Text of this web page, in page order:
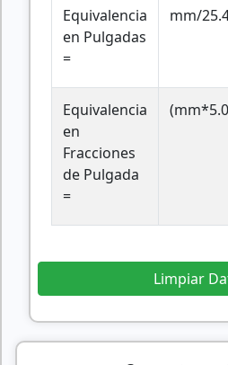
Equivalencia
en Pulgadas
=
mm/
Equivalencia
en
Fracciones
de Pulgada
=
Limpiar